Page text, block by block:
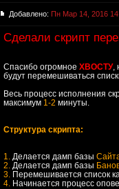
Добавлено: Пн Мар 14, 2016
Сделали скрипт
Спасибо огромное ХВОСТУ,
будут перемешиваться
Весь процесс исполнения
максимум 1-2 минуты.
Структура скрипта:
1. Делается дамп базы
2. Делается дамп базы
3. Перемешивается список
4. Начинается процесс